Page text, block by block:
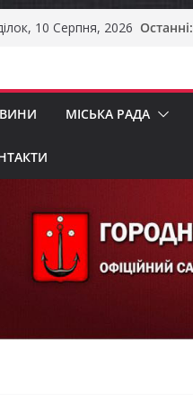
10 Серпня, 2026 Останні:
МІСЬКА РАДА